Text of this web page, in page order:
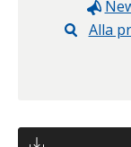
Alla